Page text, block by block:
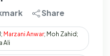
Share
Marzani Anwar; Moh Zahid;
Ali